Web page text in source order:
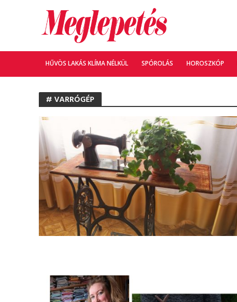
HŰVÖS LAKÁS KLÍMA NÉLKÜL SPÓROLÁS HOROSZKÓP
# VARRÓGÉP